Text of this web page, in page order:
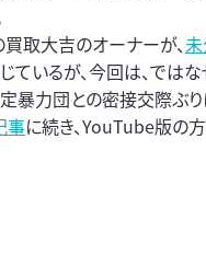
取大吉のオーナーが、
ているが、今回は、で
暴力団との密接交際ぶ
事に続き、YouTube版の